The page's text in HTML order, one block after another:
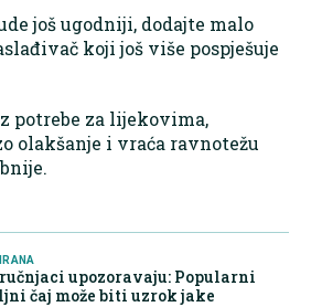
još ugodniji, dodajte malo
koji još više pospješuje
potrebe za lijekovima,
olakšanje i vraća ravnotežu
upozoravaju: Popularni
čaj može biti uzrok jake